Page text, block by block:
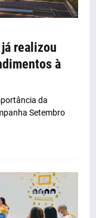
realizou
à
da
Setembro